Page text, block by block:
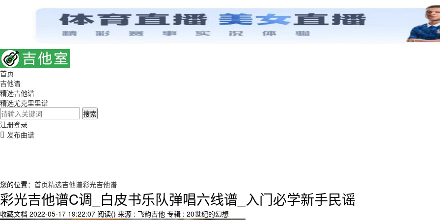
首页
吉他谱
精选吉他谱
精选尤克里里谱
搜索
注册登录
发布曲谱
您的位置： 首页精选吉他谱彩光吉他谱
彩光吉他谱C调_白皮书乐队弹唱六线谱_入门必学新手民谣
收藏文档 2022-05-17 19:22:07 阅读() 来源 : 飞韵吉他 专辑 : 20世纪的幻想